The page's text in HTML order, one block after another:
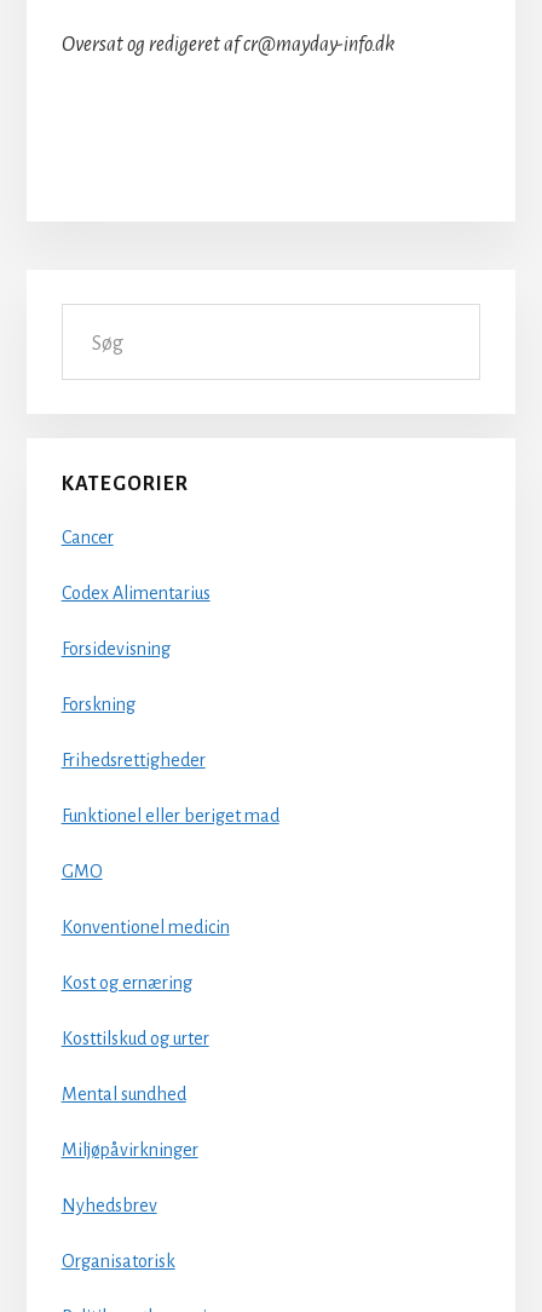
Oversat og redigeret af cr@mayday-info.dk
Primær
Sidebar
KATEGORIER
Cancer
Codex Alimentarius
Forsidevisning
Forskning
Frihedsrettigheder
Funktionel eller beriget mad
GMO
Konventionel medicin
Kost og ernæring
Kosttilskud og urter
Mental sundhed
Miljøpåvirkninger
Nyhedsbrev
Organisatorisk